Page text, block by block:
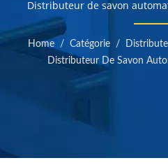
SAVON
FONCTION
AVEC
|
ROBINETS
Distributeur de savon
liquide, mousse et
mains et de distributeurs de
Home / Catégorie /
Distributeur De Savon